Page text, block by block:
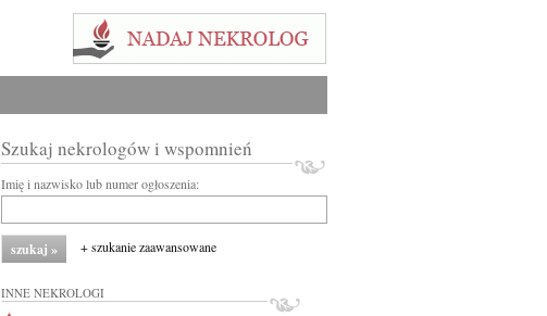
Szukaj nekrologów i wspomnień
Imię i nazwisko lub numer ogłoszenia:
+ szukanie zaawansowane
INNE NEKROLOGI